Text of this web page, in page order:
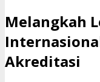
​Melangkah
Akreditasi